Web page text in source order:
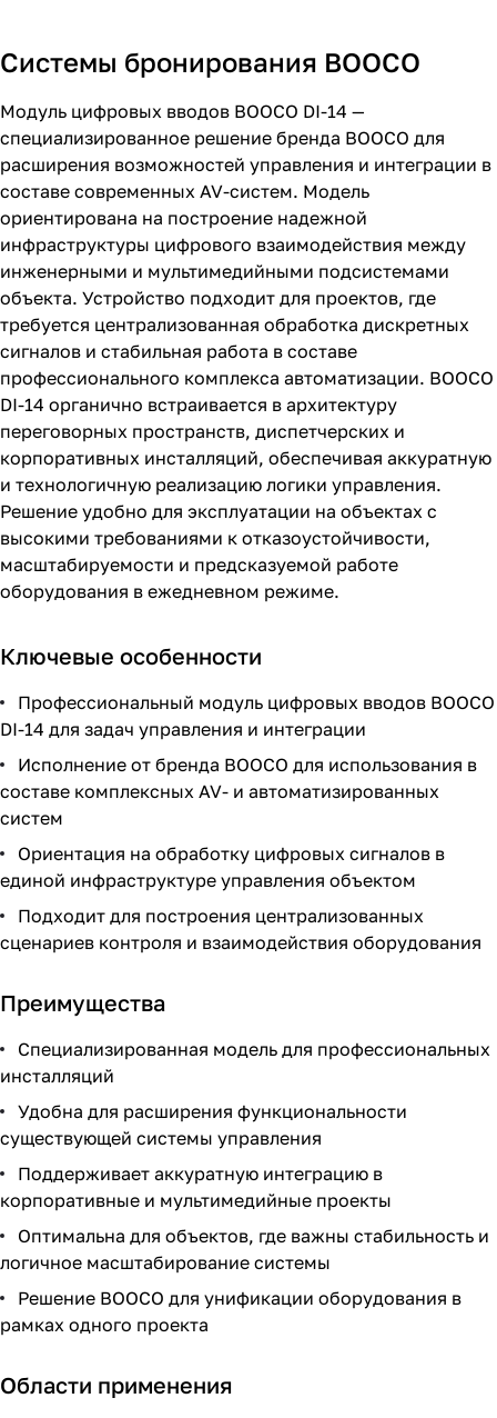
Системы бронирования BOOCO
Модуль цифровых вводов BOOCO DI-14 —
специализированное решение бренда BOOCO для
расширения возможностей управления и интеграции в
составе современных AV-систем. Модель
ориентирована на построение надежной
инфраструктуры цифрового взаимодействия между
инженерными и мультимедийными подсистемами
объекта. Устройство подходит для проектов, где
требуется централизованная обработка дискретных
сигналов и стабильная работа в составе
профессионального комплекса автоматизации. BOOCO
DI-14 органично встраивается в архитектуру
переговорных пространств, диспетчерских и
корпоративных инсталляций, обеспечивая аккуратную
и технологичную реализацию логики управления.
Решение удобно для эксплуатации на объектах с
высокими требованиями к отказоустойчивости,
масштабируемости и предсказуемой работе
оборудования в ежедневном режиме.
Ключевые особенности
Профессиональный модуль цифровых вводов BOOCO
DI-14 для задач управления и интеграции
Исполнение от бренда BOOCO для использования в
составе комплексных AV- и автоматизированных
систем
Ориентация на обработку цифровых сигналов в
единой инфраструктуре управления объектом
Подходит для построения централизованных
сценариев контроля и взаимодействия оборудования
Преимущества
Специализированная модель для профессиональных
инсталляций
Удобна для расширения функциональности
существующей системы управления
Поддерживает аккуратную интеграцию в
корпоративные и мультимедийные проекты
Оптимальна для объектов, где важны стабильность и
логичное масштабирование системы
Решение BOOCO для унификации оборудования в
рамках одного проекта
Области применения